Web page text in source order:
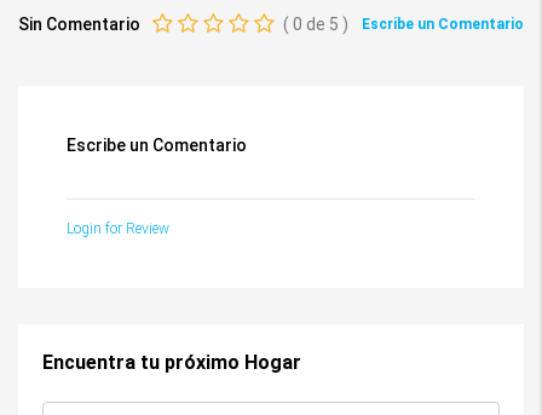
Sin Comentario ( 0 de 5 ) Escribe un Comentario
Escribe un Comentario
Login for Review
Encuentra tu próximo Hogar